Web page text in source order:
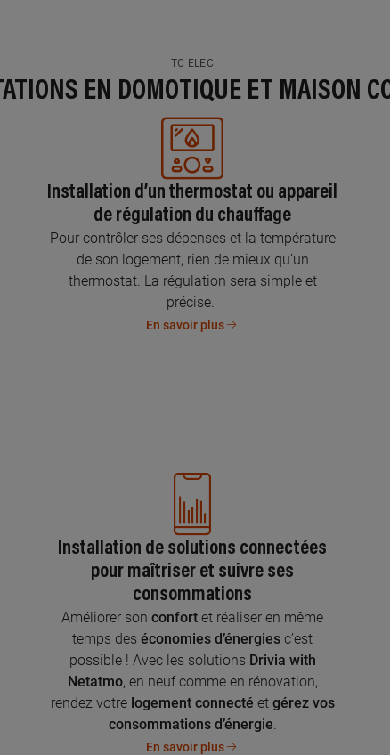
TC ELEC
EN DOMOTIQUE ET MAISON
Installation d’un thermostat ou appareil
de régulation du chauffage
Pour contrôler ses dépenses et la température
de son logement, rien de mieux qu’un
thermostat. La régulation sera simple et
précise.
En savoir plus
Installation de solutions connectées
pour maîtriser et suivre ses
consommations
Améliorer son confort et réaliser en même
temps des économies d’énergies c’est
possible ! Avec les solutions Drivia with
Netatmo, en neuf comme en rénovation,
rendez votre logement connecté et gérez vos
consommations d’énergie.
En savoir plus